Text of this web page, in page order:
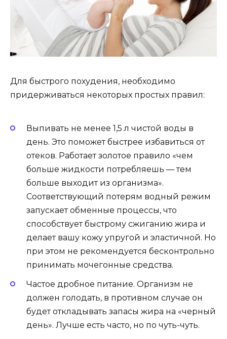
Для быстрого похудения, необходимо
придерживаться некоторых простых правил:
Выпивать не менее 1,5 л чистой воды в
день. Это поможет быстрее избавиться от
отеков. Работает золотое правило «чем
больше жидкости потребляешь — тем
больше выходит из организма».
Соответствующий потерям водный режим
запускает обменные процессы, что
способствует быстрому сжиганию жира и
делает вашу кожу упругой и эластичной. Но
при этом не рекомендуется бесконтрольно
принимать мочегонные средства.
Частое дробное питание. Организм не
должен голодать, в противном случае он
будет откладывать запасы жира на «черный
день». Лучше есть часто, но по чуть-чуть.